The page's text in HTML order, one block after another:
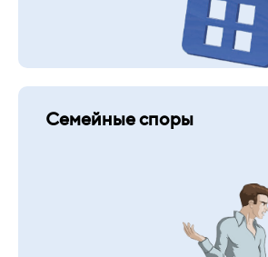
Семейные споры